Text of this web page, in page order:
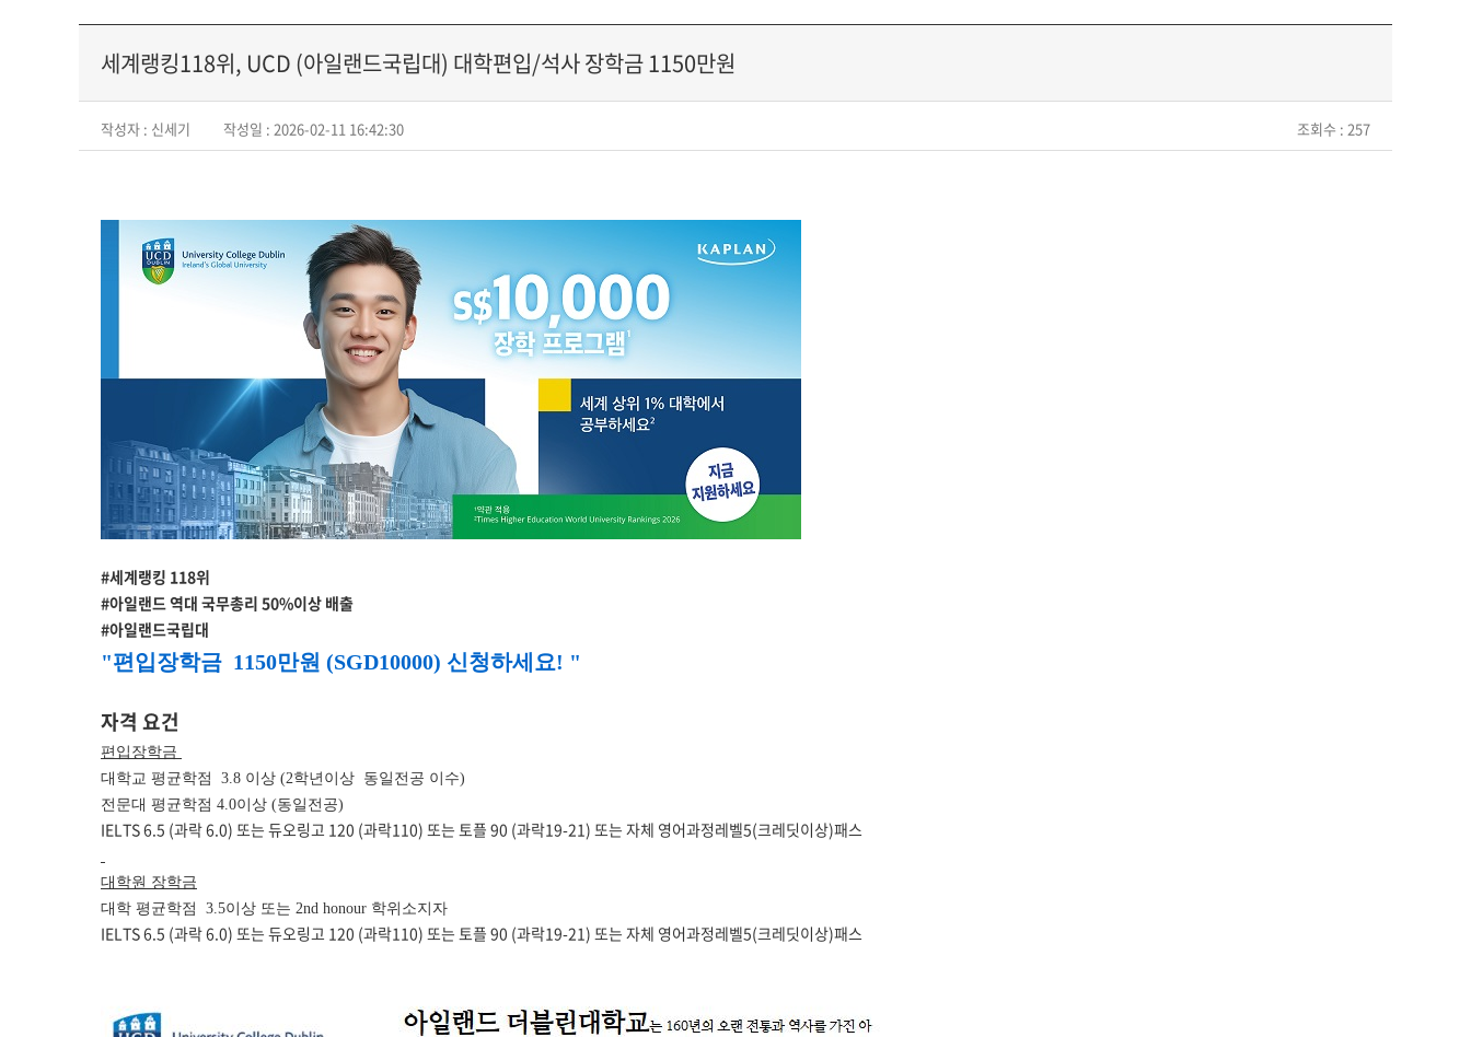
세계랭킹118위, UCD (아일랜드국립대) 대학편입/석사 장학금 1150만원
작성자 : 신세기 작성일 : 2026-02-11 16:42:30 조회수 : 257
#세계랭킹 118위
#아일랜드 역대 국무총리 50%이상 배출
#아일랜드국립대
"편입장학금 1150만원 (SGD10000) 신청하세요! "
자격 요건
편입장학금
대학교 평균학점 3.8 이상 (2학년이상 동일전공 이수)
전문대 평균학점 4.0이상 (동일전공)
IELTS 6.5 (과락 6.0) 또는 듀오링고 120 (과락110) 또는 토플 90 (과락19-21) 또는 자체 영어과정레벨5(크레딧이상)패스
대학원 장학금
대학 평균학점 3.5이상 또는 2nd honour 학위소지자
IELTS 6.5 (과락 6.0) 또는 듀오링고 120 (과락110) 또는 토플 90 (과락19-21) 또는 자체 영어과정레벨5(크레딧이상)패스